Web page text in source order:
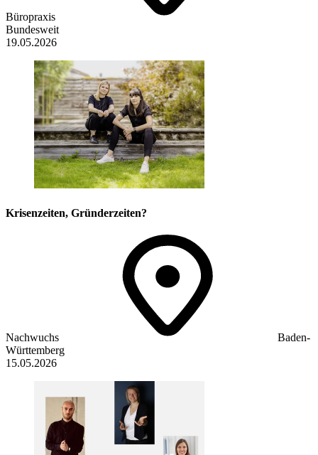
Büropraxis
Bundesweit
19.05.2026
Krisenzeiten, Gründerzeiten?
Nachwuchs
Baden-
Württemberg
15.05.2026